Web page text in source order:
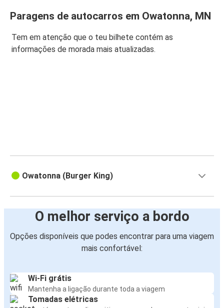
Paragens de autocarros em Owatonna, MN
Tem em atenção que o teu bilhete contém as
informações de morada mais atualizadas.
Owatonna (Burger King)
O melhor serviço a bordo
Opções disponíveis que podes encontrar para uma viagem
mais confortável:
Wi-Fi grátis
Mantenha a ligação durante toda a viagem
Tomadas elétricas